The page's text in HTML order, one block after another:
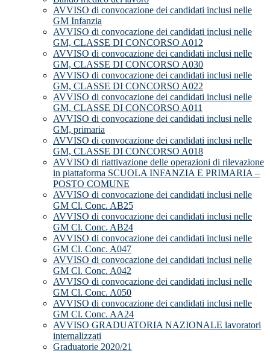
AVVISO di convocazione dei candidati inclusi nelle
GM Infanzia
AVVISO di convocazione dei candidati inclusi nelle
GM, CLASSE DI CONCORSO A012
AVVISO di convocazione dei candidati inclusi nelle
GM, CLASSE DI CONCORSO A030
AVVISO di convocazione dei candidati inclusi nelle
GM, CLASSE DI CONCORSO A022
AVVISO di convocazione dei candidati inclusi nelle
GM, CLASSE DI CONCORSO A011
AVVISO di convocazione dei candidati inclusi nelle
GM, primaria
AVVISO di convocazione dei candidati inclusi nelle
GM, CLASSE DI CONCORSO A018
AVVISO di riattivazione delle operazioni di rilevazione
in piattaforma SCUOLA INFANZIA E PRIMARIA –
POSTO COMUNE
AVVISO di convocazione dei candidati inclusi nelle
GM Cl. Conc. AB25
AVVISO di convocazione dei candidati inclusi nelle
GM Cl. Conc. AB24
AVVISO di convocazione dei candidati inclusi nelle
GM Cl. Conc. A047
AVVISO di convocazione dei candidati inclusi nelle
GM Cl. Conc. A042
AVVISO di convocazione dei candidati inclusi nelle
GM Cl. Conc. A050
AVVISO di convocazione dei candidati inclusi nelle
GM Cl. Conc. AA24
AVVISO GRADUATORIA NAZIONALE lavoratori
internalizzati
Graduatorie 2020/21